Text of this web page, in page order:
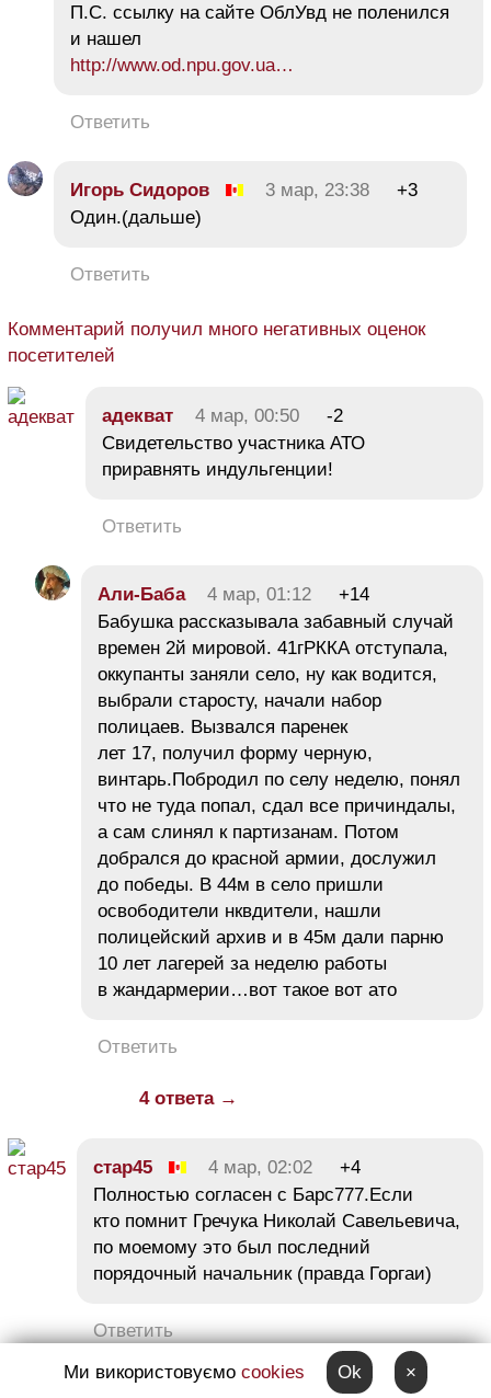
П.С. ссылку на сайте ОблУвд не поленился
и нашел
http://www.od.npu.gov.ua…
Ответить
Игорь Сидоров 3 мар, 23:38
+3
Один.(дальше)
Ответить
Комментарий получил много негативных оценок
посетителей
адекват 4 мар, 00:50
-2
Свидетельство участника АТО
приравнять индульгенции!
Ответить
Али-Баба 4 мар, 01:12
+14
Бабушка рассказывала забавный случай
времен 2й мировой. 41гРККА отступала,
оккупанты заняли село, ну как водится,
выбрали старосту, начали набор
полицаев. Вызвался паренек
лет 17, получил форму черную,
винтарь.Побродил по селу неделю, понял
что не туда попал, сдал все причиндалы,
а сам слинял к партизанам. Потом
добрался до красной армии, дослужил
до победы. В 44м в село пришли
освободители нквдители, нашли
полицейский архив и в 45м дали парню
10 лет лагерей за неделю работы
в жандармерии…вот такое вот ато
Ответить
4 ответа →
стар45 4 мар, 02:02
+4
Полностью согласен с Барс777.Если
кто помнит Гречука Николай Савельевича,
по моемому это был последний
порядочный начальник (правда Горгаи)
Ответить
Ми використовуємо cookies Ok ×